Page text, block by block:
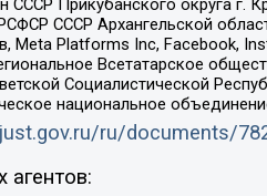
СССР Прикубанского округа
СССР Архангельской
Meta Platforms Inc, Facebook,
Всетатарское
Социалистической
национальное
ru/documents/
агентов: